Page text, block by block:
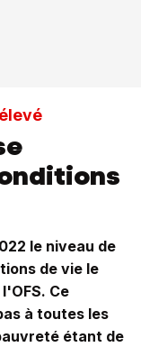
le niveau de
de vie le
Ce
à toutes les
étant de